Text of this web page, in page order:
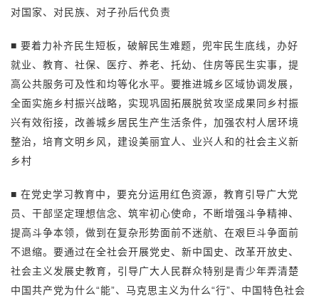
对国家、对民族、对子孙后代负责
■ 要着力补齐民生短板，破解民生难题，兜牢民生底线，办好
就业、教育、社保、医疗、养老、托幼、住房等民生实事，提
高公共服务可及性和均等化水平。要推进城乡区域协调发展，
全面实施乡村振兴战略，实现巩固拓展脱贫攻坚成果同乡村振
兴有效衔接，改善城乡居民生产生活条件，加强农村人居环境
整治，培育文明乡风，建设美丽宜人、业兴人和的社会主义新
乡村
■ 在党史学习教育中，要充分运用红色资源，教育引导广大党
员、干部坚定理想信念、筑牢初心使命，不断增强斗争精神、
提高斗争本领，做到在复杂形势面前不迷航、在艰巨斗争面前
不退缩。要通过在全社会开展党史、新中国史、改革开放史、
社会主义发展史教育，引导广大人民群众特别是青少年弄清楚
中国共产党为什么“能”、马克思主义为什么“行”、中国特色社会